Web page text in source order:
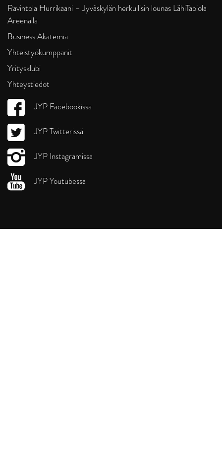
Ravintola Hurrikaani – Jyväskylän herkullisin lounas LähiTapiola
Areenalla
Business Akatemia
Yhteistyökumppanit
Yritysklubi
Yhteystiedot
JYP Facebookissa
JYP Twitterissä
JYP Instagramissa
JYP Youtubessa